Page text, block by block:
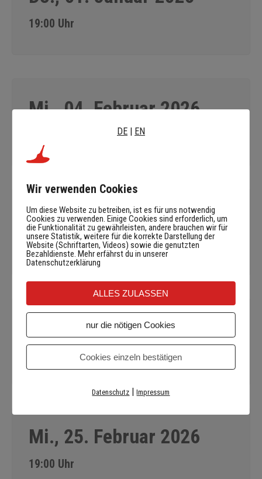
19:00 Uhr
Mi., 04. Februar 2026
Mi., 11. Februar 2026
19:00 Uhr
Mi., 18. Februar 2026
Mi., 25. Februar 2026
19:00 Uhr
DE| EN
Wir verwenden Cookies
Um diese Website zu betreiben, ist es für uns notwendig
Cookies zu verwenden. Einige Cookies sind erforderlich, um
die Funktionalität zu gewährleisten, andere brauchen wir für
unsere Statistik, weitere für die korrekte Darstellung der
Website (Schriftarten, Videos) sowie die genutzten
Bezahldienste. Mehr erfährst du in unserer
Datenschutzerklärung
ALLES ZULASSEN
nur die nötigen Cookies
Cookies einzeln bestätigen
Datenschutz |Impressum